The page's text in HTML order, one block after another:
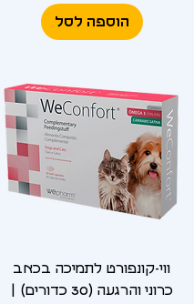
הוספה לסל
ווי-קונפורט לתמיכה בכאב
כרוני והרגעה (30 כדורים) |